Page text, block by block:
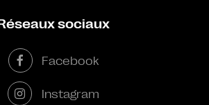
sociaux
Facebook
Instagram